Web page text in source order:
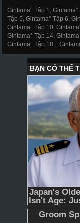
Gintama° Tập 1,
Tập 5, Gintama° Tập 6,
Gintama° Tập 10,
Gintama° Tập 14,
Gintama° Tập 18...